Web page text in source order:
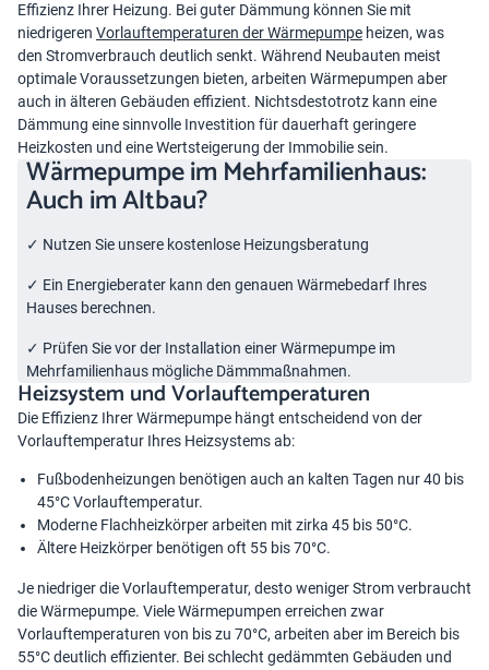
Effizienz Ihrer Heizung. Bei guter Dämmung können Sie mit
niedrigeren Vorlauftemperaturen der Wärmepumpe heizen, was
den Stromverbrauch deutlich senkt. Während Neubauten meist
optimale Voraussetzungen bieten, arbeiten Wärmepumpen aber
auch in älteren Gebäuden effizient. Nichtsdestotrotz kann eine
Dämmung eine sinnvolle Investition für dauerhaft geringere
Heizkosten und eine Wertsteigerung der Immobilie sein.
Wärmepumpe im Mehrfamilienhaus:
Auch im Altbau?
✓ Nutzen Sie unsere kostenlose Heizungsberatung
✓ Ein Energieberater kann den genauen Wärmebedarf Ihres
Hauses berechnen.
✓ Prüfen Sie vor der Installation einer Wärmepumpe im
Mehrfamilienhaus mögliche Dämmmaßnahmen.
Heizsystem und Vorlauftemperaturen
Die Effizienz Ihrer Wärmepumpe hängt entscheidend von der
Vorlauftemperatur Ihres Heizsystems ab:
Fußbodenheizungen benötigen auch an kalten Tagen nur 40 bis
45°C Vorlauftemperatur.
Moderne Flachheizkörper arbeiten mit zirka 45 bis 50°C.
Ältere Heizkörper benötigen oft 55 bis 70°C.
Je niedriger die Vorlauftemperatur, desto weniger Strom verbraucht
die Wärmepumpe. Viele Wärmepumpen erreichen zwar
Vorlauftemperaturen von bis zu 70°C, arbeiten aber im Bereich bis
55°C deutlich effizienter. Bei schlecht gedämmten Gebäuden und